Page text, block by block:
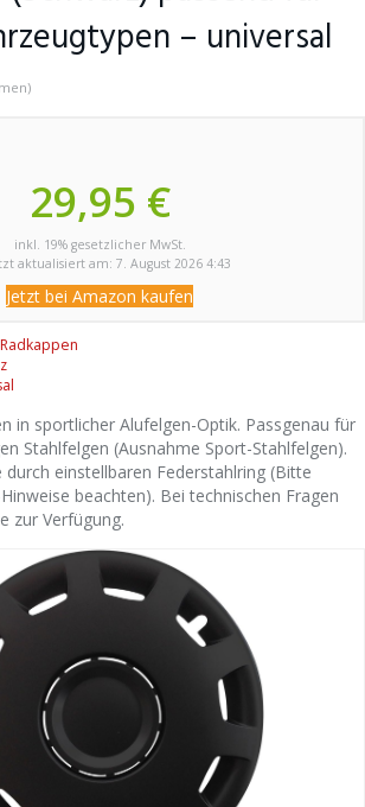
– universal
29,95 €
inkl. 19% gesetzlicher MwSt.
aktualisiert am: 7. August 2026 4:43
Jetzt bei Amazon kaufen
in sportlicher Alufelgen-Optik. Passgenau für
Stahlfelgen (Ausnahme Sport-Stahlfelgen).
durch einstellbaren Federstahlring (Bitte
beachten). Bei technischen Fragen
zur Verfügung.